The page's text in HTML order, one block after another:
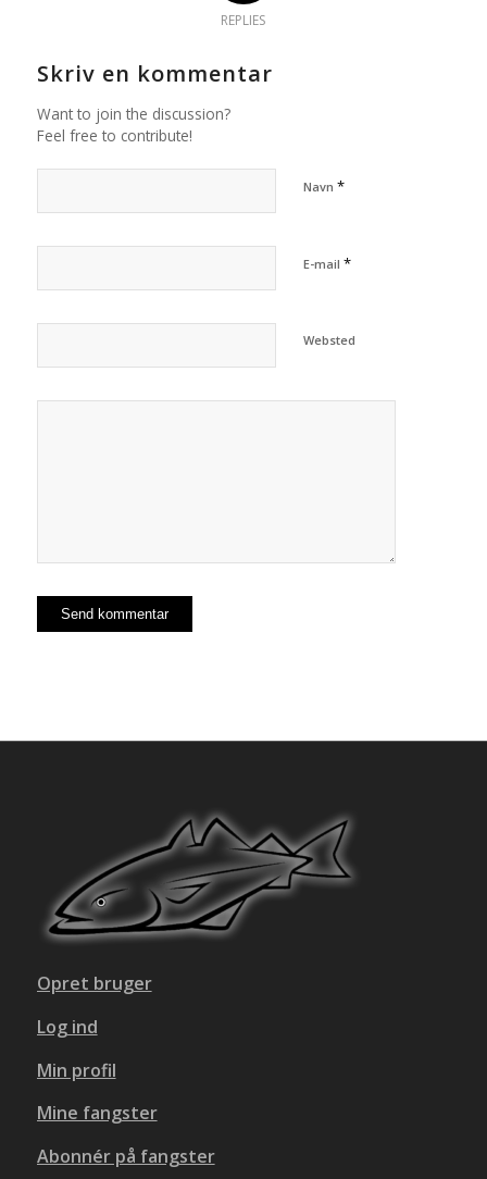
REPLIES
Skriv en kommentar
Want to join the discussion?
Feel free to contribute!
Navn *
E-mail *
Websted
Opret bruger
Log ind
Min profil
Mine fangster
Abonnér på fangster